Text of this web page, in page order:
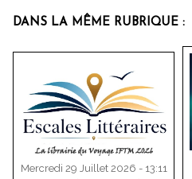
DANS LA MÊME RUBRIQUE :
Mercredi 29 Juillet 2026 - 13:11